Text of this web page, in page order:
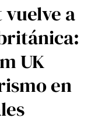
a
UK
en